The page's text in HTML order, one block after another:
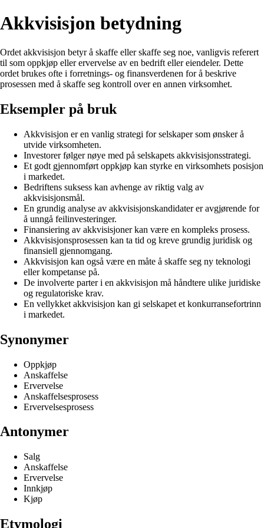
Akkvisisjon betydning
Ordet akkvisisjon betyr å skaffe eller skaffe seg noe, vanligvis referert
til som oppkjøp eller ervervelse av en bedrift eller eiendeler. Dette
ordet brukes ofte i forretnings- og finansverdenen for å beskrive
prosessen med å skaffe seg kontroll over en annen virksomhet.
Eksempler på bruk
Akkvisisjon er en vanlig strategi for selskaper som ønsker å
utvide virksomheten.
Investorer følger nøye med på selskapets akkvisisjonsstrategi.
Et godt gjennomført oppkjøp kan styrke en virksomhets posisjon
i markedet.
Bedriftens suksess kan avhenge av riktig valg av
akkvisisjonsmål.
En grundig analyse av akkvisisjonskandidater er avgjørende for
å unngå feilinvesteringer.
Finansiering av akkvisisjoner kan være en kompleks prosess.
Akkvisisjonsprosessen kan ta tid og kreve grundig juridisk og
finansiell gjennomgang.
Akkvisisjon kan også være en måte å skaffe seg ny teknologi
eller kompetanse på.
De involverte parter i en akkvisisjon må håndtere ulike juridiske
og regulatoriske krav.
En vellykket akkvisisjon kan gi selskapet et konkurransefortrinn
i markedet.
Synonymer
Oppkjøp
Anskaffelse
Ervervelse
Anskaffelsesprosess
Ervervelsesprosess
Antonymer
Salg
Anskaffelse
Ervervelse
Innkjøp
Kjøp
Etymologi